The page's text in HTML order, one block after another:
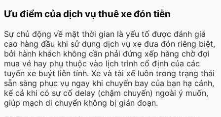
Ưu điểm của dịch vụ thuê xe đón tiễn
Sự chủ động về mặt thời gian là yếu tố được đánh giá
cao hàng đầu khi sử dụng dịch vụ xe đưa đón riêng biệt,
bởi hành khách không cần phải đứng xếp hàng chờ đợi
mua vé hay phụ thuộc vào lịch trình cố định của các
tuyến xe buýt liên tỉnh. Xe và tài xế luôn trong trạng thái
sẵn sàng phục vụ ngay khi chuyến bay của bạn hạ cánh,
kể cả khi có sự cố delay (chậm chuyến) ngoài ý muốn,
giúp mạch di chuyển không bị gián đoạn.